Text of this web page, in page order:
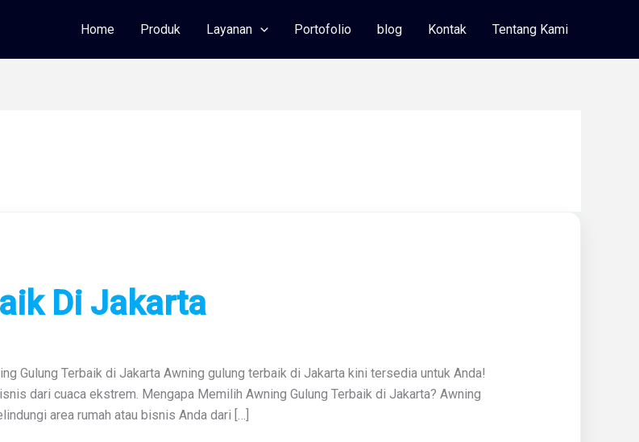
Home Produk Layanan Portofolio blog Kontak Tentang Kami
Di Jakarta
Gulung Terbaik di Jakarta Awning gulung terbaik di Jakarta kini tersedia untuk Anda!
dari cuaca ekstrem. Mengapa Memilih Awning Gulung Terbaik di Jakarta? Awning
area rumah atau bisnis Anda dari […]